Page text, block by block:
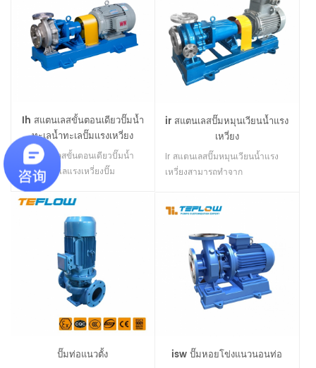
Ih สแตนเลสขั้นตอนเดียวปั๊มน้ำ
ทะเลน้ำทะเลปั๊มแรงเหวี่ยง
Ih สแตนเลสขั้นตอนเดียวปั๊มน้ำ
ทะเลน้ำทะเลแรงเหวี่ยงปั๊ม
สามารถทำจาก 304.316.316l
และซุปเปอร์เฟสคู่เหล็กสแตนเลส
เป็นปั๊มส่งถ่ายและปั๊มขนถ่ายที่ยอด
เยี่ยมสำหรับการขนส่งน้ำทะเลเข้ม
ข้นน้ำเค็มและตัวทำละลาย
ir สแตนเลสปั๊มหมุนเวียนน้ำแรง
เหวี่ยง
ir สแตนเลสปั๊มหมุนเวียนน้ำแรง
เหวี่ยงสามารถทำจาก
เพล็กซ์ มันเป็นปั๊มขนส่งที่ยอดเยี่ยม
และปั๊มขนถ่ายสำหรับลำเลียงน้ำ
ทะเลน้ำเกลือและตัวทำละลาย
อินทรีย์ที่ความเข้มข้นและอุณหภูมิ
ที่แตกต่างกัน22
ปั๊มท่อแนวตั้ง isw ปั๊มหอยโข่งแนวนอนท่อ